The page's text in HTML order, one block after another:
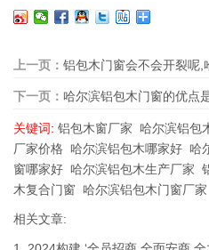
上一页： 铝包木门窗会不会开裂呢
下一页： 哈尔滨铝包木门窗的优点
关键词: 铝包木窗厂家 哈尔滨铝包
厂家价格 哈尔滨铝包木哪家好 哈
窗哪家好 哈尔滨铝包木生产厂家
木复合门窗 哈尔滨铝包木门窗厂家
相关文章: